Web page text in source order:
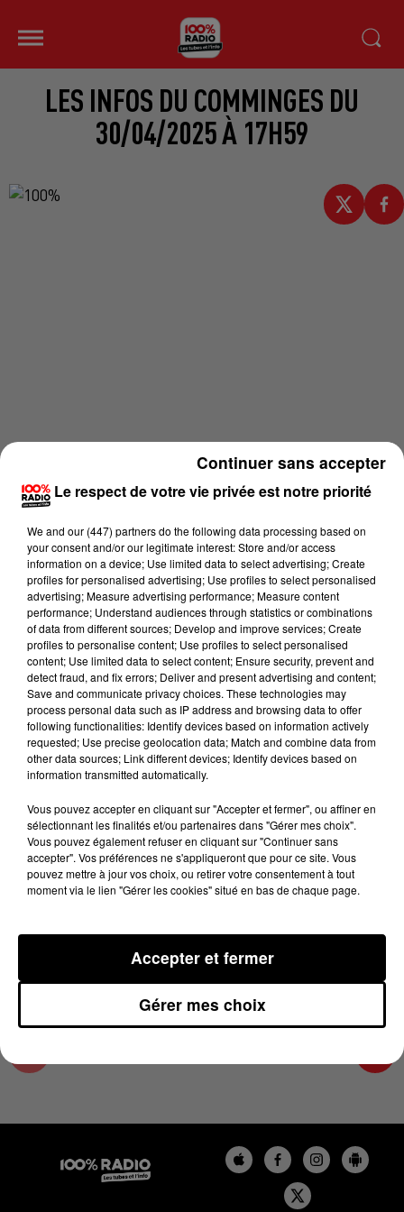
LES INFOS DU COMMINGES DU
30/04/2025 À 17H59
Lecture (4 min 13 sec)
100%
100% Radio les infos du Comminges
30 avril 2025 - 4 min 13 sec
LES INFOS DU COMMINGES DU 30/04/2025 À
17H59
Podcast infos du Comminges
Le respect de votre vie privée est notre priorité
We and our (447) partnersdo the following data processing based on
your consent and/or our legitimate interest: Store and/or access
information on a device; Use limited data to select advertising; Create
profiles for personalised advertising; Use profiles to select personalised
advertising; Measure advertising performance; Measure content
performance; Understand audiences through statistics or combinations
of data from different sources; Develop and improve services; Create
profiles to personalise content; Use profiles to select personalised
content; Use limited data to select content; Ensure security, prevent and
detect fraud, and fix errors; Deliver and present advertising and content;
Save and communicate privacy choices. These technologies may
process personal data such as IP address and browsing data to offer
following functionalities: Identify devices based on information actively
requested; Use precise geolocation data; Match and combine data from
other data sources; Link different devices; Identify devices based on
information transmitted automatically.
Vous pouvez accepter en cliquant sur "Accepter et fermer", ou affiner en
sélectionnant les finalités et/ou partenaires dans "Gérer mes choix".
Vous pouvez également refuser en cliquant sur "Continuer sans
accepter". Vos préférences ne s'appliqueront que pour ce site. Vous
pouvez mettre à jour vos choix, ou retirer votre consentement à tout
moment via le lien "Gérer les cookies" situé en bas de chaque page.
Gérer mes choix
Accepter et fermer
Continuer sans accepter